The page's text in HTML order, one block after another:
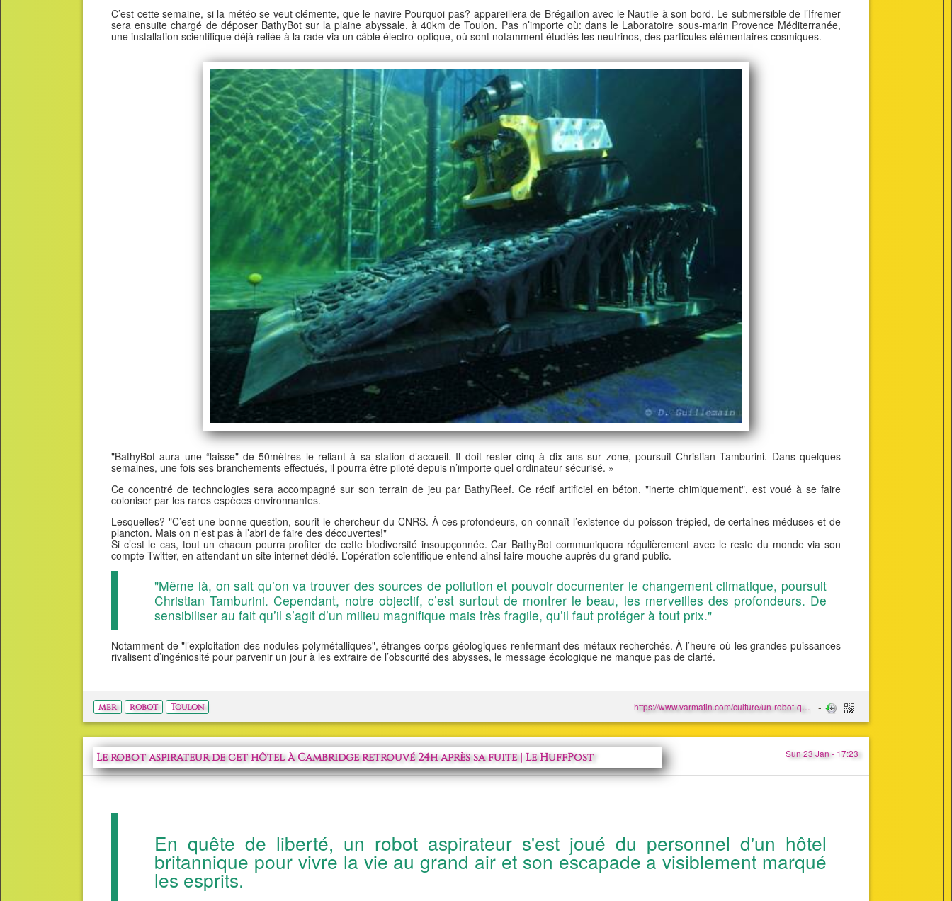
C’est cette semaine, si la météo se veut clémente, que le navire Pourquoi pas? appareillera de Brégaillon avec le Nautile à son bord. Le submersible de l’Ifremer
sera ensuite chargé de déposer BathyBot sur la plaine abyssale, à 40km de Toulon. Pas n’importe où: dans le Laboratoire sous-marin Provence Méditerranée,
une installation scientifique déjà reliée à la rade via un câble électro-optique, où sont notamment étudiés les neutrinos, des particules élémentaires cosmiques.
"BathyBot aura une “laisse" de 50mètres le reliant à sa station d’accueil. Il doit rester cinq à dix ans sur zone, poursuit Christian Tamburini. Dans quelques
semaines, une fois ses branchements effectués, il pourra être piloté depuis n’importe quel ordinateur sécurisé. »
Ce concentré de technologies sera accompagné sur son terrain de jeu par BathyReef. Ce récif artificiel en béton, "inerte chimiquement", est voué à se faire
coloniser par les rares espèces environnantes.
Lesquelles? "C’est une bonne question, sourit le chercheur du CNRS. À ces profondeurs, on connaît l’existence du poisson trépied, de certaines méduses et de
plancton. Mais on n’est pas à l’abri de faire des découvertes!"
Si c’est le cas, tout un chacun pourra profiter de cette biodiversité insoupçonnée. Car BathyBot communiquera régulièrement avec le reste du monde via son
compte Twitter, en attendant un site internet dédié. L’opération scientifique entend ainsi faire mouche auprès du grand public.
"Même là, on sait qu’on va trouver des sources de pollution et pouvoir documenter le changement climatique, poursuit
Christian Tamburini. Cependant, notre objectif, c’est surtout de montrer le beau, les merveilles des profondeurs. De
sensibiliser au fait qu’il s’agit d’un milieu magnifique mais très fragile, qu’il faut protéger à tout prix."
Notamment de "l’exploitation des nodules polymétalliques", étranges corps géologiques renfermant des métaux recherchés. À l’heure où les grandes puissances
rivalisent d’ingéniosité pour parvenir un jour à les extraire de l’obscurité des abysses, le message écologique ne manque pas de clarté.
mer robot Toulon https://www.varmatin.com/culture/un-robot-qui-ressemble-furieusement-a-wall-e-part-explorer-les-grandes-profondeurs-au-large-de-toulon-743061
Le robot aspirateur de cet hôtel à Cambridge retrouvé 24h après sa fuite | Le HuffPost Sun 23 Jan - 17:23
En quête de liberté, un robot aspirateur s'est joué du personnel d'un hôtel
britannique pour vivre la vie au grand air et son escapade a visiblement marqué
les esprits.